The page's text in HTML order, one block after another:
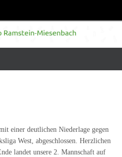
einer deutlichen Niederlage gegen
West, abgeschlossen. Herzlichen
landet unsere 2. Mannschaft auf